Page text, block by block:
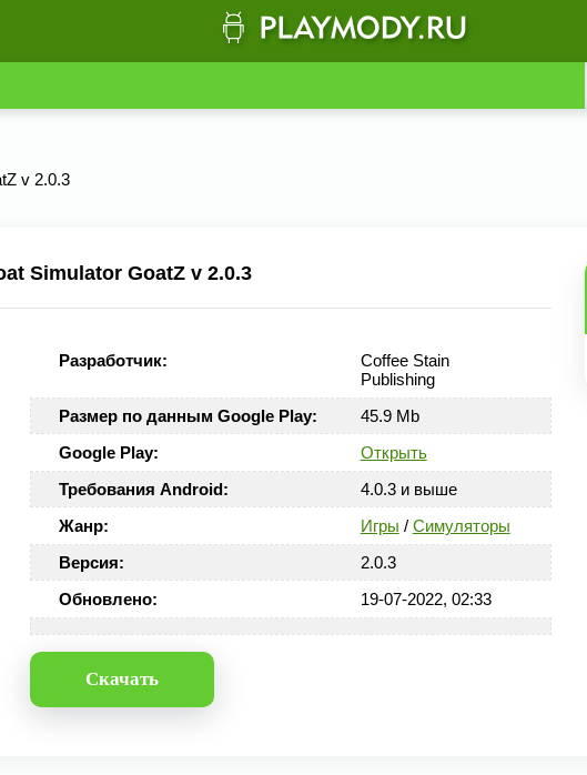
v 2.0.3
Simulator GoatZ v 2.0.3
Разработчик:
Coffee Stain
Publishing
Размер по данным Google Play:
45.9 Mb
Google Play:
Открыть
Требования Android:
4.0.3 и выше
Жанр:
Игры / Симуляторы
Версия:
2.0.3
Обновлено:
19-07-2022, 02:33
Скачать